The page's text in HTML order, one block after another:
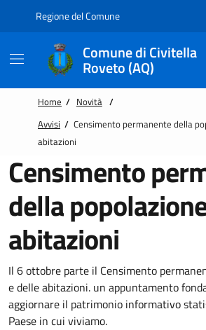
Regione del Comune
Comune di Civitella
Roveto (AQ)
Home / Novità /
Avvisi / Censimento permanente della
abitazioni
Censimento
della
abitazioni
Il 6 ottobre parte il Censimento
e delle abitazioni. un appuntamento
aggiornare il patrimonio informativo
Paese in cui viviamo.